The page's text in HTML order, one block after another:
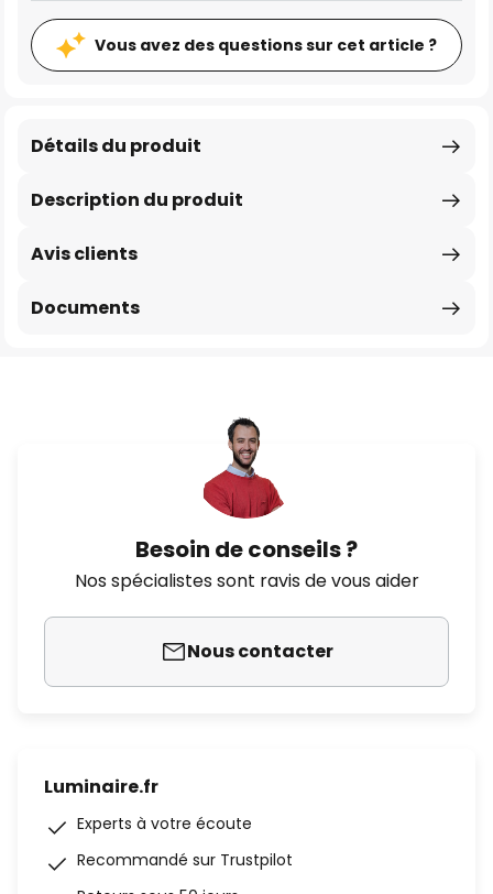
Vous avez des questions sur cet article ?
Description du produit
Détails du produit
Avis clients
Documents
Besoin de conseils ?
Nos spécialistes sont ravis de vous aider
Nous contacter
Luminaire.fr
Experts à votre écoute
Recommandé sur Trustpilot